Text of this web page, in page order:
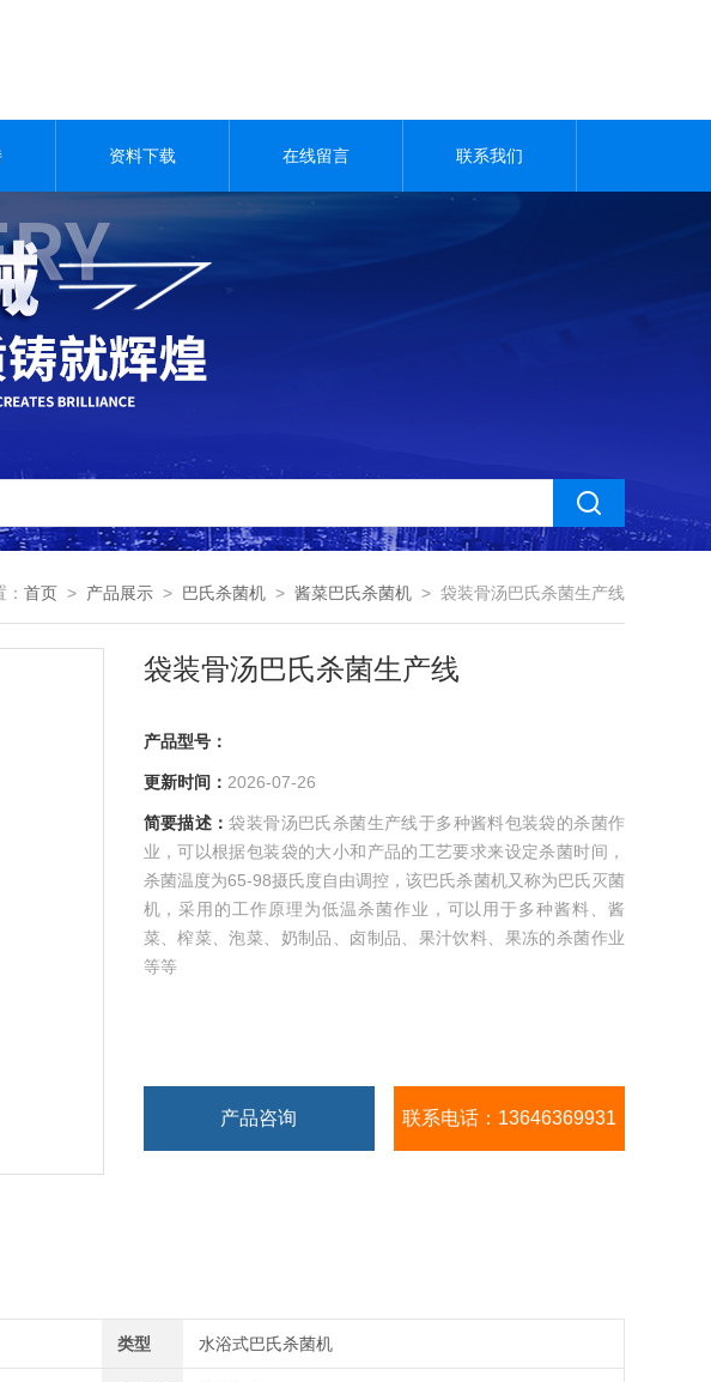
资料下载 在线留言 联系我们
首页 > 产品展示 > 巴氏杀菌机 > 酱菜巴氏杀菌机 > 袋装骨汤巴氏杀菌生产线
袋装骨汤巴氏杀菌生产线
产品型号：
更新时间： 2026-07-26
简要描述：袋装骨汤巴氏杀菌生产线于多种酱料包装袋的杀菌作
业，可以根据包装袋的大小和产品的工艺要求来设定杀菌时间，
杀菌温度为65-98摄氏度自由调控，该巴氏杀菌机又称为巴氏灭菌
机，采用的工作原理为低温杀菌作业，可以用于多种酱料、酱
菜、榨菜、泡菜、奶制品、卤制品、果汁饮料、果冻的杀菌作业
等等
产品咨询 联系电话：13646369931
类型 水浴式巴氏杀菌机